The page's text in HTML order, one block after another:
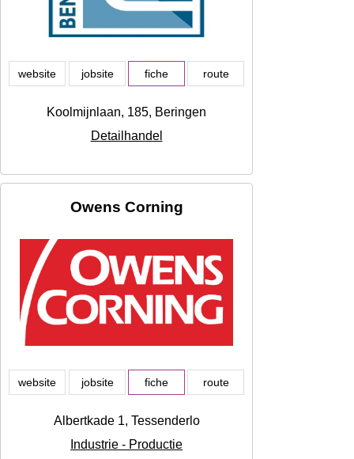
website jobsite fiche route
Koolmijnlaan, 185, Beringen
Detailhandel
Owens Corning
website jobsite fiche route
Albertkade 1, Tessenderlo
Industrie - Productie